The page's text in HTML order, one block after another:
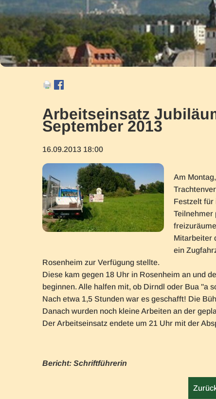
Arbeitseinsatz
September 2013
16.09.2013 18:00
Am
Festzelt für
Teilnehmer
Mitarbeiter
ein
Rosenheim zur Verfügung stellte.
Diese kam gegen 18 Uhr in Rosenheim an und
beginnen. Alle halfen mit, ob Dirndl oder Bua "a
Nach etwa 1,5 Stunden war es geschafft! Die
Danach wurden noch kleine Arbeiten an der
Der Arbeitseinsatz endete um 21 Uhr mit der
Bericht: Schriftführerin